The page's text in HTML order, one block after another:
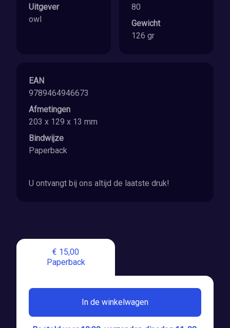
€ 15,00
Paperback
In de winkelwagen
Uitgever
owl
80
Gewicht
126 gr
EAN
9789464946673
Afmetingen
203 x 129 x 13 mm
Bindwijze
Paperback
U ontvangt bij ons altijd de laatste druk!